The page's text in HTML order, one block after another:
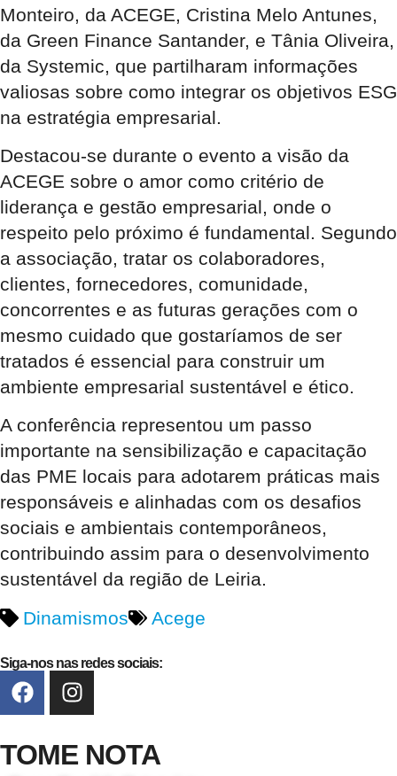
Monteiro, da ACEGE, Cristina Melo Antunes,
da Green Finance Santander, e Tânia Oliveira,
da Systemic, que partilharam informações
valiosas sobre como integrar os objetivos ESG
na estratégia empresarial.
Destacou-se durante o evento a visão da
ACEGE sobre o amor como critério de
liderança e gestão empresarial, onde o
respeito pelo próximo é fundamental. Segundo
a associação, tratar os colaboradores,
clientes, fornecedores, comunidade,
concorrentes e as futuras gerações com o
mesmo cuidado que gostaríamos de ser
tratados é essencial para construir um
ambiente empresarial sustentável e ético.
A conferência representou um passo
importante na sensibilização e capacitação
das PME locais para adotarem práticas mais
responsáveis e alinhadas com os desafios
sociais e ambientais contemporâneos,
contribuindo assim para o desenvolvimento
sustentável da região de Leiria.
Dinamismos
Acege
Siga-nos nas redes sociais:
TOME NOTA